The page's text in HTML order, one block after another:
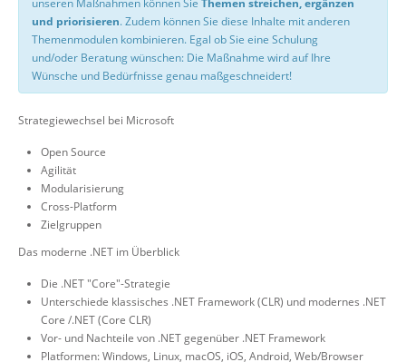
unseren Maßnahmen können Sie Themen streichen, ergänzen
und priorisieren. Zudem können Sie diese Inhalte mit anderen
Themenmodulen kombinieren. Egal ob Sie eine Schulung
und/oder Beratung wünschen: Die Maßnahme wird auf Ihre
Wünsche und Bedürfnisse genau maßgeschneidert!
Strategiewechsel bei Microsoft
Open Source
Agilität
Modularisierung
Cross-Platform
Zielgruppen
Das moderne .NET im Überblick
Die .NET "Core"-Strategie
Unterschiede klassisches .NET Framework (CLR) und modernes .NET
Core /.NET (Core CLR)
Vor- und Nachteile von .NET gegenüber .NET Framework
Platformen: Windows, Linux, macOS, iOS, Android, Web/Browser